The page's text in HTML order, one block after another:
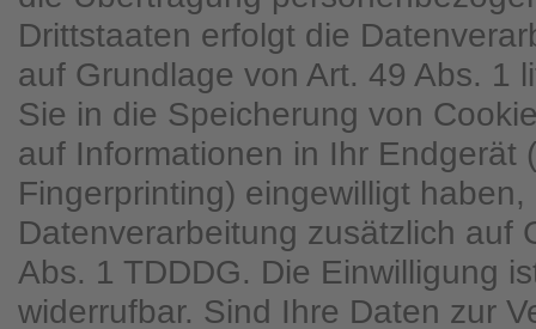
Drittstaaten erfolgt die
auf Grundlage von Art. 49 Abs. 1
Sie in die Speicherung von
auf Informationen in Ihr Endgerät
Fingerprinting) eingewilligt
Datenverarbeitung zusätzlich auf
Abs. 1 TDDDG. Die Einwilligung
widerrufbar. Sind Ihre Daten zur